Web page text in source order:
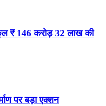
₹ 146 करोड़ 32 लाख की
पर बड़ा एक्शन